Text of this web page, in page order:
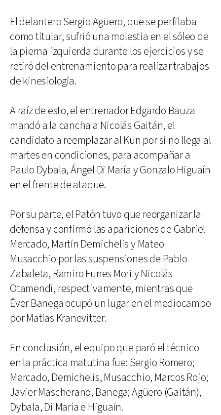
El delantero Sergio Agüero, que se perfilaba
como titular, sufrió una molestia en el sóleo de
la pierna izquierda durante los ejercicios y se
retiró del entrenamiento para realizar trabajos
de kinesiología.
A raíz de esto, el entrenador Edgardo Bauza
mandó a la cancha a Nicolás Gaitán, el
candidato a reemplazar al Kun por si no llega al
martes en condiciones, para acompañar a
Paulo Dybala, Ángel Di María y Gonzalo Higuaín
en el frente de ataque.
Por su parte, el Patón tuvo que reorganizar la
defensa y confirmó las apariciones de Gabriel
Mercado, Martín Demichelis y Mateo
Musacchio por las suspensiones de Pablo
Zabaleta, Ramiro Funes Mori y Nicolás
Otamendi, respectivamente, mientras que
Éver Banega ocupó un lugar en el mediocampo
por Matías Kranevitter.
En conclusión, el equipo que paró el técnico
en la práctica matutina fue: Sergio Romero;
Mercado, Demichelis, Musacchio, Marcos Rojo;
Javier Mascherano, Banega; Agüero (Gaitán),
Dybala, Di María e Higuaín.